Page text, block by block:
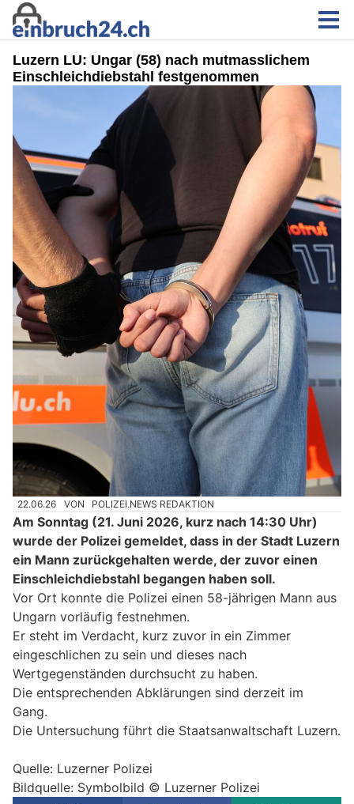
Luzern LU: Ungar (58) nach mutmasslichem
Einschleichdiebstahl festgenommen
22.06.26 VON POLIZEI.NEWS REDAKTION
Am Sonntag (21. Juni 2026, kurz nach 14:30 Uhr)
wurde der Polizei gemeldet, dass in der Stadt Luzern
ein Mann zurückgehalten werde, der zuvor einen
Einschleichdiebstahl begangen haben soll.
Vor Ort konnte die Polizei einen 58-jährigen Mann aus
Ungarn vorläufig festnehmen.
Er steht im Verdacht, kurz zuvor in ein Zimmer
eingeschlichen zu sein und dieses nach
Wertgegenständen durchsucht zu haben.
Die entsprechenden Abklärungen sind derzeit im
Gang.
Die Untersuchung führt die Staatsanwaltschaft Luzern.
Quelle: Luzerner Polizei
Bildquelle: Symbolbild © Luzerner Polizei